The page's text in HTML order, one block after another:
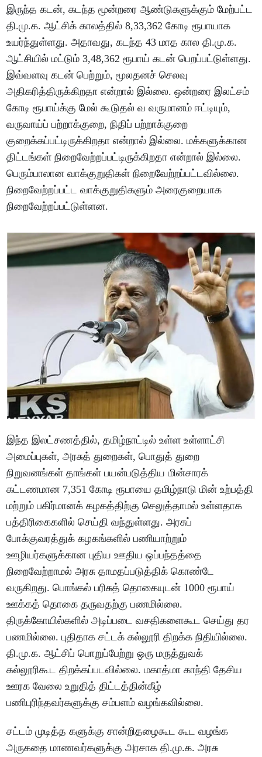
இருந்த கடன், கடந்த மூன்றரை ஆண்டுகளுக்கும் மேற்பட்ட
தி.மு.க. ஆட்சிக் காலத்தில் 8,33,362 கோடி ரூபாயாக
உயர்ந்துள்ளது. அதாவது, கடந்த 43 மாத கால தி.மு.க.
ஆட்சியில் மட்டும் 3,48,362 ரூபாய் கடன் பெறப்பட்டுள்ளது.
இவ்வளவு கடன் பெற்றும், மூலதனச் செலவு
அதிகரித்திருக்கிறதா என்றால் இல்லை. ஒன்றரை இலட்சம்
கோடி ரூபாய்க்கு மேல் கூடுதல் வ வருமானம் ஈட்டியும்,
வருவாய்ப் பற்றாக்குறை, நிதிப் பற்றாக்குறை
குறைக்கப்பட்டிருக்கிறதா என்றால் இல்லை. மக்களுக்கான
திட்டங்கள் நிறைவேற்றப்பட்டிருக்கிறதா என்றால் இல்லை.
பெரும்பாலான வாக்குறுதிகள் நிறைவேற்றப்பட்டவில்லை.
நிறைவேற்றப்பட்ட வாக்குறுதிகளும் அரைகுறையாக
நிறைவேற்றப்பட்டுள்ளன.
இந்த இலட்சணத்தில், தமிழ்நாட்டில் உள்ள உள்ளாட்சி
அமைப்புகள், அரசுத் துறைகள், பொதுத் துறை
நிறுவனங்கள் தாங்கள் பயன்படுத்திய மின்சாரக்
கட்டணமான 7,351 கோடி ரூபாயை தமிழ்நாடு மின் உற்பத்தி
மற்றும் பகிர்மானக் கழகத்திற்கு செலுத்தாமல் உள்ளதாக
பத்திரிகைகளில் செய்தி வந்துள்ளது. அரசுப்
போக்குவரத்துக் கழகங்களில் பணியாற்றும்
ஊழியர்களுக்கான புதிய ஊதிய ஒப்பந்தத்தை
நிறைவேற்றாமல் அரசு தாமதப்படுத்திக் கொண்டே
வருகிறது. பொங்கல் பரிசுத் தொகையுடன் 1000 ரூபாய்
ஊக்கத் தொகை தருவதற்கு பணமில்லை.
திருக்கோயில்களில் அடிப்படை வசதிகளைகூட செய்து தர
பணமில்லை. புதிதாக சட்டக் கல்லூரி திறக்க நிதியில்லை.
தி.மு.க. ஆட்சிப் பொறுப்பேற்று ஒரு மருத்துவக்
கல்லூரிகூட திறக்கப்படவில்லை. மகாத்மா காந்தி தேசிய
ஊரக வேலை உறுதித் திட்டத்தின்கீழ்
பணிபுரிந்தவர்களுக்கு சம்பளம் வழங்கவில்லை.
சட்டம் முடித்த களுக்கு சான்றிதழைகூட கூட வழங்க
அருகதை மாணவர்களுக்கு அரசாக தி.மு.க. அரசு